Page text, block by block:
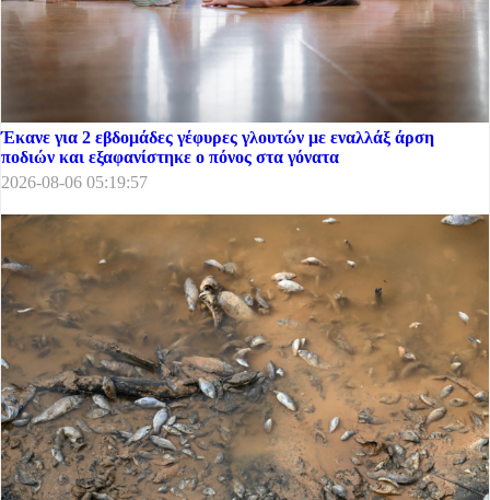
Έκανε για 2 εβδομάδες γέφυρες γλουτών με εναλλάξ άρση
ποδιών και εξαφανίστηκε ο πόνος στα γόνατα
2026-08-06 05:19:57